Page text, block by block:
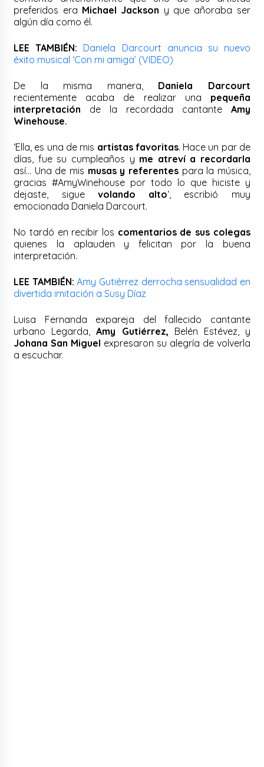
preferidos era Michael Jackson y que añoraba ser
algún día como él.
LEE TAMBIÉN: Daniela Darcourt anuncia su nuevo
éxito musical ‘Con mi amiga’ (VIDEO)
De la misma manera, Daniela Darcourt
recientemente acaba de realizar una pequeña
interpretación de la recordada cantante Amy
Winehouse.
‘Ella, es una de mis artistas favoritas. Hace un par de
días, fue su cumpleaños y me atreví a recordarla
así… Una de mis musas y referentespara la música,
gracias #AmyWinehouse por todo lo que hiciste y
dejaste, sigue volando alto‘, escribió muy
emocionada Daniela Darcourt.
No tardó en recibir los comentarios de sus colegas
quienes la aplauden y felicitan por la buena
interpretación.
LEE TAMBIÉN:Amy Gutiérrez derrocha sensualidad en
divertida imitación a Susy Díaz
Luisa Fernanda expareja del fallecido cantante
urbano Legarda,Amy Gutiérrez, Belén Estévez, y
Johana San Miguel expresaron su alegría de volverla
a escuchar.